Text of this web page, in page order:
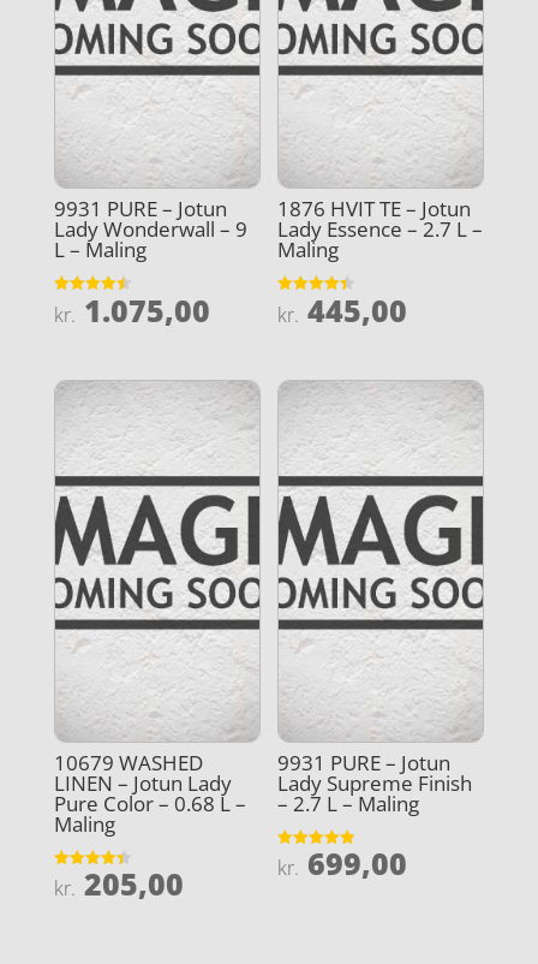
9931 PURE – Jotun
Lady Wonderwall – 9
L – Maling
Vurderet
4.5
kr. 1.075,00
1876 HVIT TE – Jotun
Lady Essence – 2.7 L –
Maling
Vurderet
4.4
kr. 445,00
10679 WASHED
LINEN – Jotun Lady
Pure Color – 0.68 L –
Maling
Vurderet
4.4
kr. 205,00
9931 PURE – Jotun
Lady Supreme Finish
– 2.7 L – Maling
Vurderet
4.9
kr. 699,00